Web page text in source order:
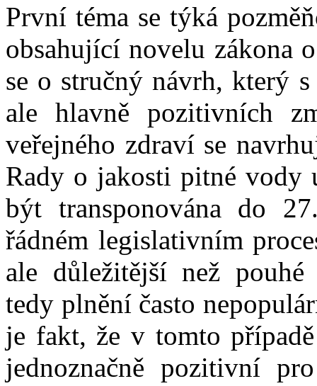
První téma se týká
obsahující novelu zákona
se o stručný návrh, který
ale hlavně pozitivních
veřejného zdraví se
Rady o jakosti pitné vody
být transponována do
řádném legislativním
ale důležitější než
tedy plnění často
je fakt, že v tomto
jednoznačně pozitivní